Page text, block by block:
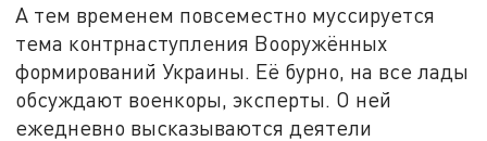
А тем временем повсеместно муссируется
тема контрнаступления Вооружённых
формирований Украины. Её бурно, на все лады
обсуждают военкоры, эксперты. О ней
ежедневно высказываются деятели